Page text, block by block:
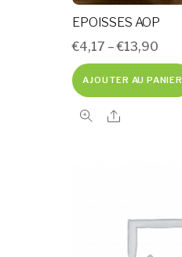
EPOISSES AOP
€4,17 –€13,90
AJOUTER AU PANIER